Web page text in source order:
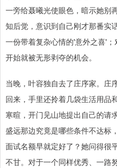
一旁给聂曦光使眼色，暗示她别
知后觉，意识到自己刚才那番实
一份带着复杂心情的'意外之喜'
开始就被无形剥夺的机会。
当晚，叶容独自去了庄序家。庄
回来，手里还拎着几袋生活用品
寒暄，开门见山地提出自己的请
盛远那边究竟是哪些条件不达标
面试名额早就定好了？她问得很
不甘。对于一个同样优秀、一路